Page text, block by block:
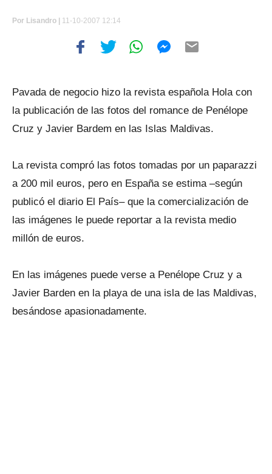
Por Lisandro | 11-10-2007 12:14
Pavada de negocio hizo la revista española Hola con
la publicación de las fotos del romance de Penélope
Cruz y Javier Bardem en las Islas Maldivas.
La revista compró las fotos tomadas por un paparazzi
a 200 mil euros, pero en España se estima –según
publicó el diario El País– que la comercialización de
las imágenes le puede reportar a la revista medio
millón de euros.
En las imágenes puede verse a Penélope Cruz y a
Javier Barden en la playa de una isla de las Maldivas,
besándose apasionadamente.